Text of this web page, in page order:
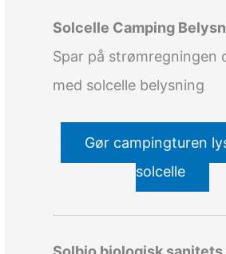
Solcelle Camping
Spar på strømregningen
med solcelle belysning
Gør campingturen
solcelle